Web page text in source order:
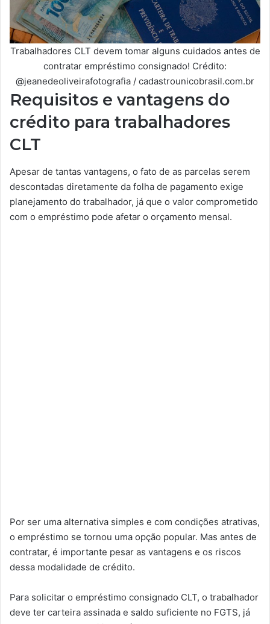
Trabalhadores CLT devem tomar alguns cuidados antes de
contratar empréstimo consignado! Crédito:
@jeanedeoliveirafotografia / cadastrounicobrasil.com.br
Requisitos e vantagens do
crédito para trabalhadores
CLT
Apesar de tantas vantagens, o fato de as parcelas serem
descontadas diretamente da folha de pagamento exige
planejamento do trabalhador, já que o valor comprometido
com o empréstimo pode afetar o orçamento mensal.
Por ser uma alternativa simples e com condições atrativas,
o empréstimo se tornou uma opção popular. Mas antes de
contratar, é importante pesar as vantagens e os riscos
dessa modalidade de crédito.
Para solicitar o empréstimo consignado CLT, o trabalhador
deve ter carteira assinada e saldo suficiente no FGTS, já